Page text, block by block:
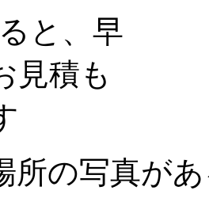
所の写真が